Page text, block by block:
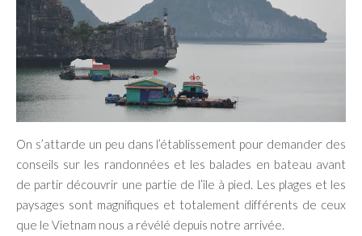
On s’attarde un peu dans l’établissement pour demander des
conseils sur les randonnées et les balades en bateau avant
de partir découvrir une partie de l’île à pied. Les plages et les
paysages sont magnifiques et totalement différents de ceux
que le Vietnam nous a révélé depuis notre arrivée.